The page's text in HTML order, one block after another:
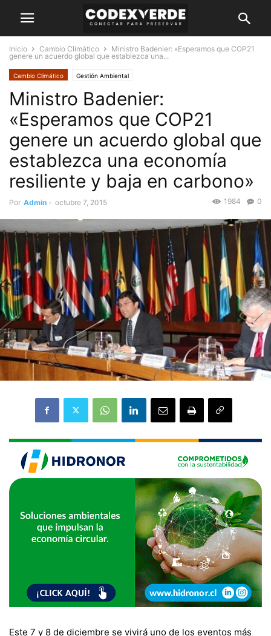
Inicio Cambio Climático
Ministro Badenier: «Esperamos que COP21
genere un acuerdo global que establezca una...
Cambio Climático Gestión Ambiental
Ministro Badenier:
«Esperamos que COP21
genere un acuerdo global que
establezca una economía
resiliente y baja en carbono»
Por Admin - octubre 7, 2015 0
1984
Este 7 y 8 de diciembre se vivirá uno de los eventos más